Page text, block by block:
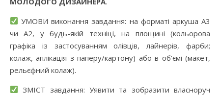
УМОВИ виконання завдання: на форматі аркуша А3
чи А2, у будь-якій техніці, на площині (кольорова
графіка із застосуванням олівців, лайнерів, фарби;
колаж, аплікація з паперу/картону) або в об’ємі (макет,
рельєфний колаж).
ЗМІСТ завдання: Уявити та зобразити власноруч